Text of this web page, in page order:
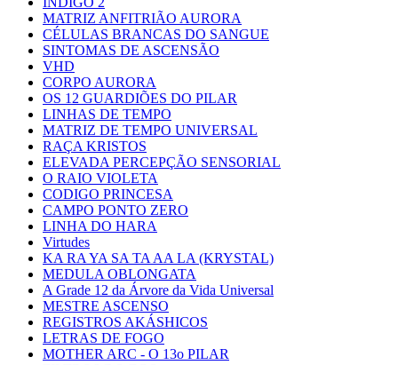
MATRIZ ANFITRIÃO AURORA
CÉLULAS BRANCAS DO SANGUE
SINTOMAS DE ASCENSÃO
VHD
CORPO AURORA
OS 12 GUARDIÕES DO PILAR
LINHAS DE TEMPO
MATRIZ DE TEMPO UNIVERSAL
RAÇA KRISTOS
ELEVADA PERCEPÇÃO SENSORIAL
O RAIO VIOLETA
CODIGO PRINCESA
CAMPO PONTO ZERO
LINHA DO HARA
Virtudes
KA RA YA SA TA AA LA (KRYSTAL)
MEDULA OBLONGATA
A Grade 12 da Árvore da Vida Universal
MESTRE ASCENSO
REGISTROS AKÁSHICOS
LETRAS DE FOGO
MOTHER ARC - O 13o PILAR